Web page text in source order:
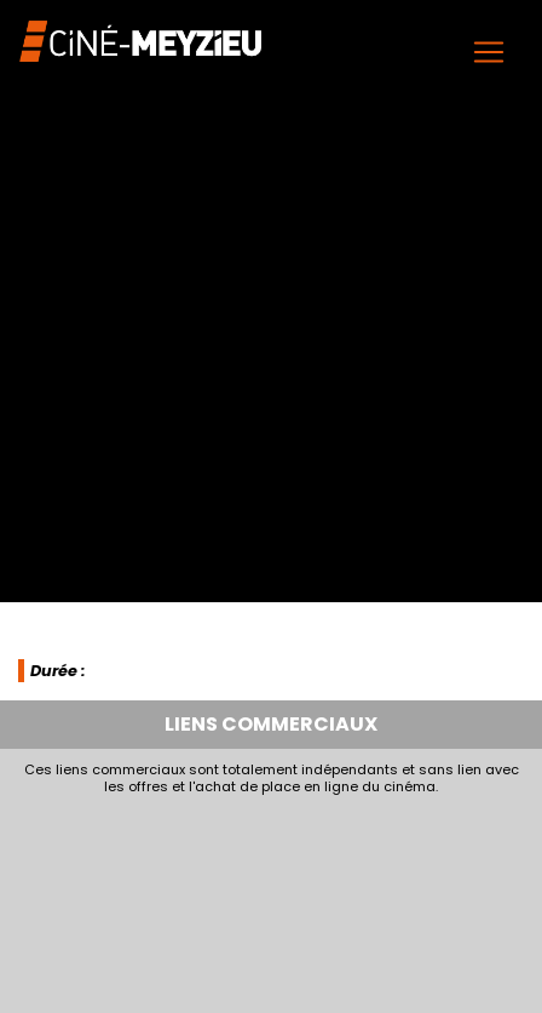
Durée :
LIENS COMMERCIAUX
Ces liens commerciaux sont totalement indépendants et sans lien avec
les offres et l'achat de place en ligne du cinéma.